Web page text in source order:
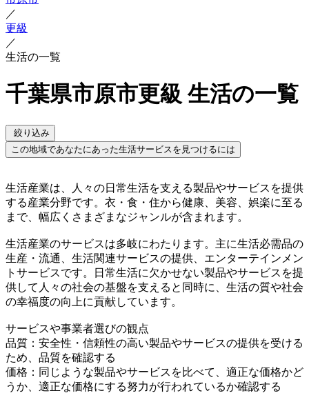
／
更級
／
生活の一覧
千葉県市原市更級 生活の一覧
絞り込み
この地域であなたにあった生活サービスを見つけるには
生活産業は、人々の日常生活を支える製品やサービスを提供
する産業分野です。衣・食・住から健康、美容、娯楽に至る
まで、幅広くさまざまなジャンルが含まれます。
生活産業のサービスは多岐にわたります。主に生活必需品の
生産・流通、生活関連サービスの提供、エンターテインメン
トサービスです。日常生活に欠かせない製品やサービスを提
供して人々の社会の基盤を支えると同時に、生活の質や社会
の幸福度の向上に貢献しています。
サービスや事業者選びの観点
品質：安全性・信頼性の高い製品やサービスの提供を受ける
ため、品質を確認する
価格：同じような製品やサービスを比べて、適正な価格かど
うか、適正な価格にする努力が行われているか確認する